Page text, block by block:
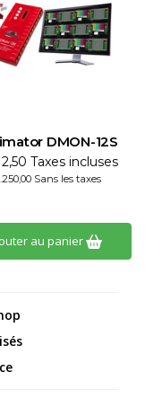
DMON-12S
Taxes incluses
Sans les taxes
au panier